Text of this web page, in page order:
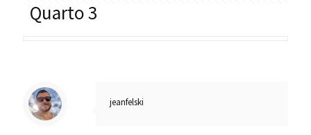
Quarto 3
jeanfelski